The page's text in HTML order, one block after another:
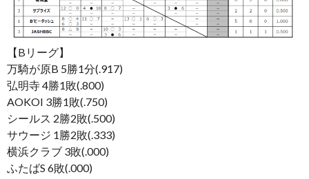
【Bリーグ】
万騎が原B 5勝1分(.917)
弘明寺 4勝1敗(.800)
AOKOI 3勝1敗(.750)
シールス 2勝2敗(.500)
サウージ 1勝2敗(.333)
横浜クラブ 3敗(.000)
ふたばS 6敗(.000)